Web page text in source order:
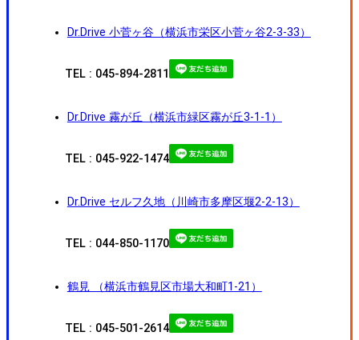
Dr.Drive 小菅ヶ谷（横浜市栄区小菅ヶ谷2-3-33）
TEL : 045-894-2811
Dr.Drive 霧が丘（横浜市緑区霧が丘3-1-1）
TEL : 045-922-1474
Dr.Drive セルフ久地（川崎市多摩区堰2-2-13）
TEL : 044-850-1170
鶴見 （横浜市鶴見区市場大和町1-21）
TEL : 045-501-2614